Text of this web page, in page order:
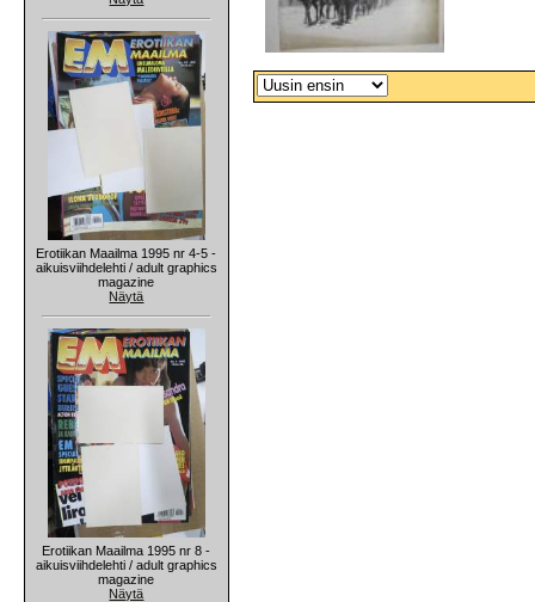
Erotiikan Maailma 1995 nr 4-5 -
aikuisviihdelehti / adult graphics
magazine
Näytä
Erotiikan Maailma 1995 nr 8 -
aikuisviihdelehti / adult graphics
magazine
Näytä